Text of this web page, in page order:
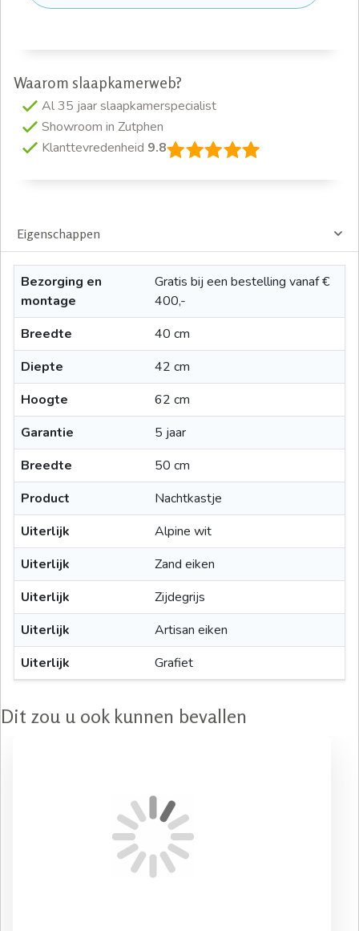
Waarom slaapkamerweb?
Al 35 jaar slaapkamerspecialist
Showroom in Zutphen
Klanttevredenheid 9.8
Eigenschappen
Bezorging en
montage
Gratis bij een bestelling vanaf €
400,-
Breedte
40 cm
Diepte
42 cm
Hoogte
62 cm
Garantie
5 jaar
Breedte
50 cm
Product
Nachtkastje
Uiterlijk
Alpine wit
Uiterlijk
Zand eiken
Uiterlijk
Zijdegrijs
Uiterlijk
Artisan eiken
Uiterlijk
Grafiet
Dit zou u ook kunnen bevallen